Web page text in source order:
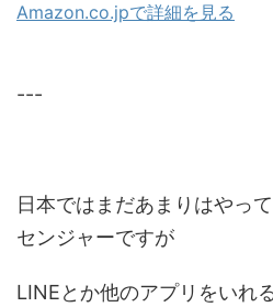
Amazon.co.jpで詳細を見る
---
日本ではまだあまりはやっ
センジャーですが
LINEとか他のアプリをいれ